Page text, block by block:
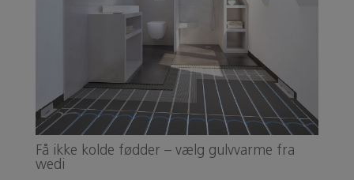
Få ikke kolde fødder – vælg gulvvarme fra
wedi